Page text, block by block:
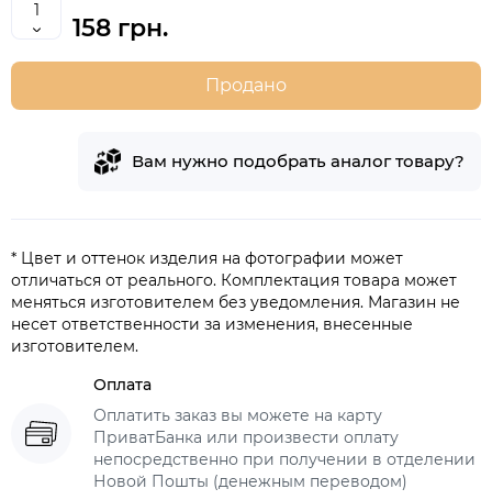
158 грн.
Продано
Вам нужно подобрать аналог товару?
* Цвет и оттенок изделия на фотографии может
отличаться от реального. Комплектация товара может
меняться изготовителем без уведомления. Магазин не
несет ответственности за изменения, внесенные
изготовителем.
Оплата
Оплатить заказ вы можете на карту
ПриватБанка или произвести оплату
непосредственно при получении в отделении
Новой Пошты (денежным переводом)